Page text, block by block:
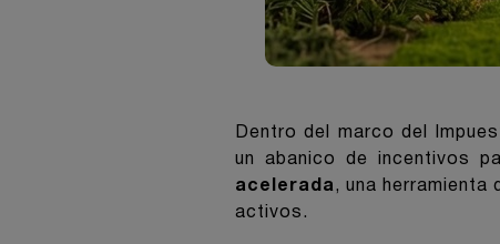
Dentro del marco del
un abanico de incentivos
acelerada , una herramienta
activos.